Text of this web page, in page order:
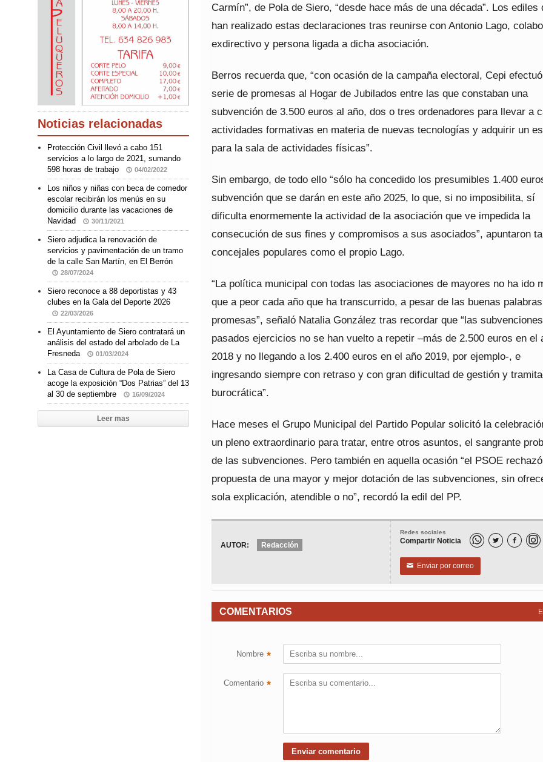
Carmín”, de Pola de Siero, “desde hace más de una década”. Los ediles
han realizado estas declaraciones tras reunirse con Antonio Lago,
exdirectivo y persona ligada a dicha asociación.
Berros recuerda que, “con ocasión de la campaña electoral, Cepi
serie de promesas al Hogar de Jubilados entre las que constaban una
subvención de 3.500 euros al año, dos o tres ordenadores para llevar a
actividades formativas en materia de nuevas tecnologías y adquirir un
para la sala de actividades físicas”.
Sin embargo, de todo ello “sólo ha concedido los presumibles 1.400
subvención que se darán en este año 2025, lo que, si no imposibilita, sí
dificulta enormemente la actividad de la asociación que ve impedida la
consecución de sus fines y compromisos a sus asociados”, apuntaron
concejales populares como el propio Lago.
“La política municipal con todas las asociaciones de mayores no ha ido
que a peor cada año que ha transcurrido, a pesar de las buenas
promesas”, señaló Natalia González tras recordar que “las
pasados ejercicios no se han vuelto a repetir –más de 2.500 euros en el
2018 y no llegando a los 2.400 euros en el año 2019, por ejemplo-, e
ingresando siempre con retraso y con gran dificultad de gestión y
burocrática”.
Hace meses el Grupo Municipal del Partido Popular solicitó la
un pleno extraordinario para tratar, entre otros asuntos, el sangrante
de las subvenciones. Pero también en aquella ocasión “el PSOE
propuesta de una mayor y mejor dotación de las subvenciones, sin
sola explicación, atendible o no”, recordó la edil del PP.
Redes sociales
Compartir Noticia  
✉ Enviar por correo
AUTOR: Redacción
COMENTARIOS
Nombre *
Comentario *
Noticias relacionadas
Protección Civil llevó a cabo 151
servicios a lo largo de 2021, sumando
598 horas de trabajo
04/02/2022
Los niños y niñas con beca de comedor
escolar recibirán los menús en su
domicilio durante las vacaciones de
Navidad
30/11/2021
Siero adjudica la renovación de
servicios y pavimentación de un tramo
de la calle San Martín, en El Berrón
28/07/2024
Siero reconoce a 88 deportistas y 43
clubes en la Gala del Deporte 2026
22/03/2026
El Ayuntamiento de Siero contratará un
análisis del estado del arbolado de La
Fresneda
01/03/2024
La Casa de Cultura de Pola de Siero
acoge la exposición “Dos Patrias” del 13
al 30 de septiembre
16/09/2024
Leer mas